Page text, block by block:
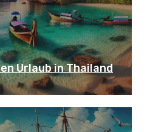
Urlaub in Thailand